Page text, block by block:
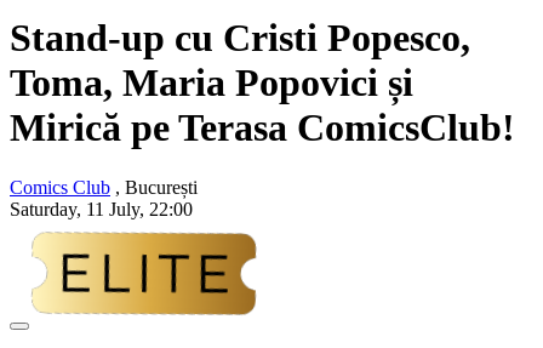
Stand-up cu Cristi Popesco,
Toma, Maria Popovici și
Mirică pe Terasa ComicsClub!
Comics Club , București
Saturday, 11 July, 22:00
Adaugă